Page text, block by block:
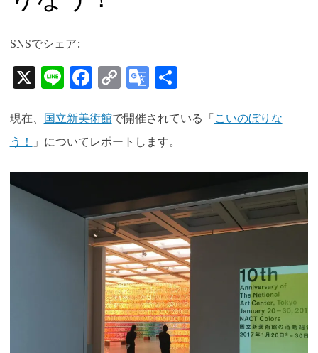
へ
キ
ッ
プ
SNSでシェア:
X LineFacebook
CopyGoogle
共
現在、 国立新美術館で開催されている「こいのぼりな
う！ 」についてレポートします。